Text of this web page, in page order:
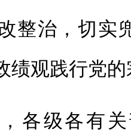
整治，切实
绩观践行党
各级各有